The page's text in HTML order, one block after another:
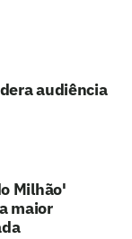
audiência
Milhão'
maior